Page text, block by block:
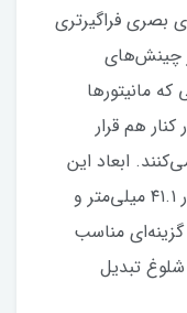
بصری فراگیرتری
چینش‌های
مانیتورها
هم قرار
ابعاد این
مانیتور (بدون پایه) ۴۸۸.۴ در ۲۹۴.۲ در ۴۱.۱ میلی‌متر و
به گزینه‌ای مناسب
تبدیل